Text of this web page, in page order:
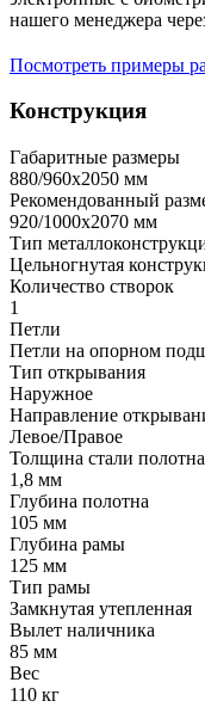
нашего менеджера
Посмотреть примеры
Конструкция
Габаритные размеры
880/960х2050 мм
Рекомендованный
920/1000х2070 мм
Тип
Цельногнутая
Количество створок
1
Петли
Петли на опорном
Тип открывания
Наружное
Направление
Левое/Правое
Толщина стали полотна
1,8 мм
Глубина полотна
105 мм
Глубина рамы
125 мм
Тип рамы
Замкнутая утепленная
Вылет наличника
85 мм
Вес
110 кг